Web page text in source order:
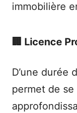
immobilière
🏢 Licence
D’une durée
permet de se